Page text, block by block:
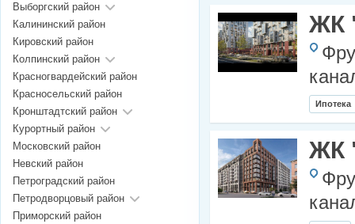
ЖК
Ипотека
ЖК
Выборгский район
Калининский район
Кировский район
Колпинский район
Красногвардейский район
Красносельский район
Кронштадтский район
Курортный район
Московский район
Невский район
Петроградский район
Петродворцовый район
Приморский район